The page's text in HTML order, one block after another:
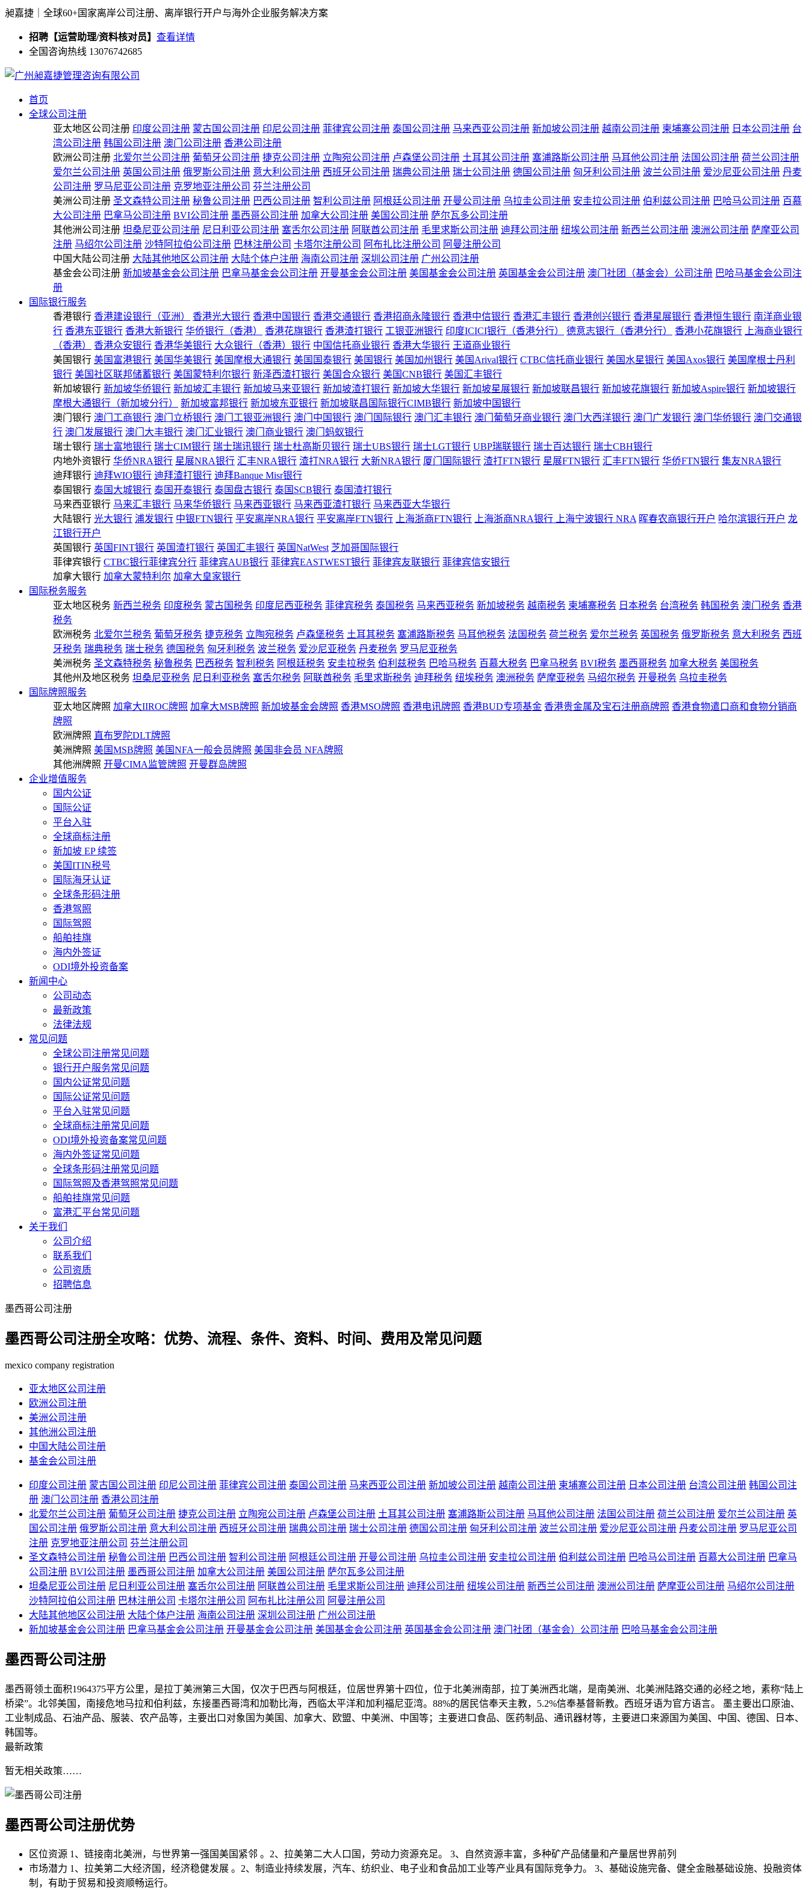
昶嘉捷｜全球60+国家离岸公司注册、离岸银行开户与海外企业服务解决方案
招聘【运营助理/资料核对员】 查看详情
全国咨询热线 13076742685
首页
全球公司注册
亚太地区公司注册 印度公司注册 蒙古国公司注册 印尼公司注册 菲律宾公司注册 泰国公司注册 马来西亚公司注册 新加坡公司注册 越南公司注册 柬埔寨公司注册 日本公司注册 台
湾公司注册 韩国公司注册 澳门公司注册 香港公司注册
欧洲公司注册 北爱尔兰公司注册 葡萄牙公司注册 捷克公司注册 立陶宛公司注册 卢森堡公司注册 土耳其公司注册 塞浦路斯公司注册 马耳他公司注册 法国公司注册 荷兰公司注册
爱尔兰公司注册 英国公司注册 俄罗斯公司注册 意大利公司注册 西班牙公司注册 瑞典公司注册 瑞士公司注册 德国公司注册 匈牙利公司注册 波兰公司注册 爱沙尼亚公司注册 丹麦
公司注册 罗马尼亚公司注册 克罗地亚注册公司 芬兰注册公司
美洲公司注册 圣文森特公司注册 秘鲁公司注册 巴西公司注册 智利公司注册 阿根廷公司注册 开曼公司注册 乌拉圭公司注册 安圭拉公司注册 伯利兹公司注册 巴哈马公司注册 百慕
大公司注册 巴拿马公司注册 BVI公司注册 墨西哥公司注册 加拿大公司注册 美国公司注册 萨尔瓦多公司注册
其他洲公司注册 坦桑尼亚公司注册 尼日利亚公司注册 塞舌尔公司注册 阿联酋公司注册 毛里求斯公司注册 迪拜公司注册 纽埃公司注册 新西兰公司注册 澳洲公司注册 萨摩亚公司
注册 马绍尔公司注册 沙特阿拉伯公司注册 巴林注册公司 卡塔尔注册公司 阿布扎比注册公司 阿曼注册公司
中国大陆公司注册 大陆其他地区公司注册 大陆个体户注册 海南公司注册 深圳公司注册 广州公司注册
基金会公司注册 新加坡基金会公司注册 巴拿马基金会公司注册 开曼基金会公司注册 美国基金会公司注册 英国基金会公司注册 澳门社团（基金会）公司注册 巴哈马基金会公司注
册
国际银行服务
香港银行 香港建设银行（亚洲） 香港光大银行 香港中国银行 香港交通银行 香港招商永隆银行 香港中信银行 香港汇丰银行 香港创兴银行 香港星展银行 香港恒生银行 南洋商业银
行 香港东亚银行 香港大新银行 华侨银行（香港） 香港花旗银行 香港渣打银行 工银亚洲银行 印度ICICI银行（香港分行） 德意志银行（香港分行） 香港小花旗银行
上海商业银行
（香港）
香港众安银行 香港华美银行 大众银行（香港）银行 中国信托商业银行 香港大华银行 王道商业银行
美国银行 美国富港银行 美国华美银行 美国摩根大通银行 美国国泰银行 美国银行 美国加州银行 美国Arival银行 CTBC信托商业银行 美国水星银行 美国Axos银行 美国摩根士丹利
银行 美国社区联邦储蓄银行 美国蒙特利尔银行 新泽西渣打银行 美国合众银行 美国CNB银行 美国汇丰银行
新加坡银行 新加坡华侨银行 新加坡汇丰银行 新加坡马来亚银行 新加坡渣打银行 新加坡大华银行 新加坡星展银行 新加坡联昌银行 新加坡花旗银行 新加坡Aspire银行 新加坡银行
摩根大通银行（新加坡分行）
新加坡富邦银行 新加坡东亚银行 新加坡联昌国际银行CIMB银行 新加坡中国银行
澳门银行 澳门工商银行 澳门立桥银行 澳门工银亚洲银行 澳门中国银行 澳门国际银行 澳门汇丰银行 澳门葡萄牙商业银行 澳门大西洋银行 澳门广发银行 澳门华侨银行 澳门交通银
行 澳门发展银行 澳门大丰银行 澳门汇业银行 澳门商业银行 澳门蚂蚁银行
瑞士银行 瑞士富地银行 瑞士CIM银行 瑞士瑞讯银行 瑞士杜高斯贝银行 瑞士UBS银行 瑞士LGT银行 UBP瑞联银行 瑞士百达银行 瑞士CBH银行
内地外资银行 华侨NRA银行 星展NRA银行 汇丰NRA银行 渣打NRA银行 大新NRA银行 厦门国际银行 渣打FTN银行 星展FTN银行 汇丰FTN银行 华侨FTN银行 集友NRA银行
迪拜银行 迪拜WIO银行 迪拜渣打银行 迪拜Banque Misr银行
泰国银行 泰国大城银行 泰国开泰银行 泰国盘古银行 泰国SCB银行 泰国渣打银行
马来西亚银行 马来汇丰银行 马来华侨银行 马来西亚银行 马来西亚渣打银行 马来西亚大华银行
大陆银行 光大银行 浦发银行 中银FTN银行 平安离岸NRA银行 平安离岸FTN银行 上海浙商FTN银行 上海浙商NRA银行 上海宁波银行 NRA 晖春农商银行开户 哈尔滨银行开户 龙
江银行开户
英国银行 英国FINT银行 英国渣打银行 英国汇丰银行 英国NatWest 芝加哥国际银行
菲律宾银行 CTBC银行菲律宾分行 菲律宾AUB银行 菲律宾EASTWEST银行 菲律宾友联银行 菲律宾信安银行
加拿大银行 加拿大蒙特利尔 加拿大皇家银行
国际税务服务
亚太地区税务 新西兰税务 印度税务 蒙古国税务 印度尼西亚税务 菲律宾税务 泰国税务 马来西亚税务 新加坡税务 越南税务 柬埔寨税务 日本税务 台湾税务 韩国税务 澳门税务 香港
税务
欧洲税务 北爱尔兰税务 葡萄牙税务 捷克税务 立陶宛税务 卢森堡税务 土耳其税务 塞浦路斯税务 马耳他税务 法国税务 荷兰税务 爱尔兰税务 英国税务 俄罗斯税务 意大利税务 西班
牙税务 瑞典税务 瑞士税务 德国税务 匈牙利税务 波兰税务 爱沙尼亚税务 丹麦税务 罗马尼亚税务
美洲税务 圣文森特税务 秘鲁税务 巴西税务 智利税务 阿根廷税务 安圭拉税务 伯利兹税务 巴哈马税务 百慕大税务 巴拿马税务 BVI税务 墨西哥税务 加拿大税务 美国税务
其他州及地区税务 坦桑尼亚税务 尼日利亚税务 塞舌尔税务 阿联酋税务 毛里求斯税务 迪拜税务 纽埃税务 澳洲税务 萨摩亚税务 马绍尔税务 开曼税务 乌拉圭税务
国际牌照服务
亚太地区牌照 加拿大IIROC牌照 加拿大MSB牌照 新加坡基金会牌照 香港MSO牌照 香港电讯牌照 香港BUD专项基金 香港贵金属及宝石注册商牌照 香港食物遣口商和食物分销商
牌照
欧洲牌照 直布罗陀DLT牌照
美洲牌照 美国MSB牌照 美国NFA一般会员牌照 美国非会员 NFA牌照
其他洲牌照 开曼CIMA监管牌照 开曼群岛牌照
企业增值服务
国内公证
国际公证
平台入驻
全球商标注册
新加坡 EP 续签
美国ITIN税号
国际海牙认证
全球条形码注册
香港驾照
国际驾照
船舶挂旗
海内外签证
ODI境外投资备案
新闻中心
公司动态
最新政策
法律法规
常见问题
全球公司注册常见问题
银行开户服务常见问题
国内公证常见问题
国际公证常见问题
平台入驻常见问题
全球商标注册常见问题
ODI境外投资备案常见问题
海内外签证常见问题
全球条形码注册常见问题
国际驾照及香港驾照常见问题
船舶挂旗常见问题
富港汇平台常见问题
关于我们
公司介绍
联系我们
公司资质
招聘信息
墨西哥公司注册
墨西哥公司注册全攻略：优势、流程、条件、资料、时间、费用及常见问题
mexico company registration
亚太地区公司注册
欧洲公司注册
美洲公司注册
其他洲公司注册
中国大陆公司注册
基金会公司注册
印度公司注册 蒙古国公司注册 印尼公司注册 菲律宾公司注册 泰国公司注册 马来西亚公司注册 新加坡公司注册 越南公司注册 柬埔寨公司注册 日本公司注册 台湾公司注册 韩国公司注
册 澳门公司注册 香港公司注册
北爱尔兰公司注册 葡萄牙公司注册 捷克公司注册 立陶宛公司注册 卢森堡公司注册 土耳其公司注册 塞浦路斯公司注册 马耳他公司注册 法国公司注册 荷兰公司注册 爱尔兰公司注册 英
国公司注册 俄罗斯公司注册 意大利公司注册 西班牙公司注册 瑞典公司注册 瑞士公司注册 德国公司注册 匈牙利公司注册 波兰公司注册 爱沙尼亚公司注册 丹麦公司注册 罗马尼亚公司
注册 克罗地亚注册公司 芬兰注册公司
圣文森特公司注册 秘鲁公司注册 巴西公司注册 智利公司注册 阿根廷公司注册 开曼公司注册 乌拉圭公司注册 安圭拉公司注册 伯利兹公司注册 巴哈马公司注册 百慕大公司注册 巴拿马
公司注册 BVI公司注册 墨西哥公司注册 加拿大公司注册 美国公司注册 萨尔瓦多公司注册
坦桑尼亚公司注册 尼日利亚公司注册 塞舌尔公司注册 阿联酋公司注册 毛里求斯公司注册 迪拜公司注册 纽埃公司注册 新西兰公司注册 澳洲公司注册 萨摩亚公司注册 马绍尔公司注册
沙特阿拉伯公司注册 巴林注册公司 卡塔尔注册公司 阿布扎比注册公司 阿曼注册公司
大陆其他地区公司注册 大陆个体户注册 海南公司注册 深圳公司注册 广州公司注册
新加坡基金会公司注册 巴拿马基金会公司注册 开曼基金会公司注册 美国基金会公司注册 英国基金会公司注册 澳门社团（基金会）公司注册 巴哈马基金会公司注册
墨西哥公司注册
墨西哥领土面积1964375平方公里，是拉丁美洲第三大国，仅次于巴西与阿根廷，位居世界第十四位，位于北美洲南部，拉丁美洲西北端，是南美洲、北美洲陆路交通的必经之地，素称“陆上
桥梁”。北邻美国，南接危地马拉和伯利兹，东接墨西哥湾和加勒比海，西临太平洋和加利福尼亚湾。88%的居民信奉天主教，5.2%信奉基督新教。西班牙语为官方语言。 墨主要出口原油、
工业制成品、石油产品、服装、农产品等，主要出口对象国为美国、加拿大、欧盟、中美洲、中国等；主要进口食品、医药制品、通讯器材等，主要进口来源国为美国、中国、德国、日本、
韩国等。
最新政策
暂无相关政策……
墨西哥公司注册优势
区位资源 1、链接南北美洲，与世界第一强国美国紧邻 。2、拉美第二大人口国，劳动力资源充足。 3、自然资源丰富，多种矿产品储量和产量居世界前列
市场潜力 1、拉美第二大经济国，经济稳健发展 。2、制造业持续发展，汽车、纺织业、电子业和食品加工业等产业具有国际竞争力。 3、基础设施完备、健全金融基础设施、投融资体
制，有助于贸易和投资顺畅运行。